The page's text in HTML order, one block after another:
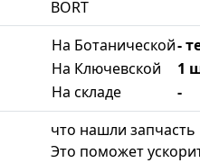
BORT
На Ботанической-
На Ключевской
1
На складе
-
что нашли запчасть
Это поможет